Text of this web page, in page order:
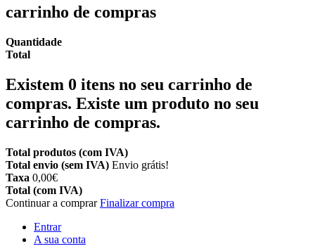
carrinho de compras
Quantidade
Total
Existem 0 itens no seu carrinho de
compras. Existe um produto no seu
carrinho de compras.
Total produtos (com IVA)
Total envio (sem IVA) Envio grátis!
Taxa 0,00€
Total (com IVA)
Continuar a comprarFinalizar compra
Entrar
A sua conta